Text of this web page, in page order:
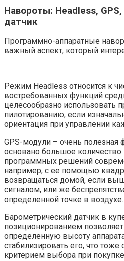
Навороты: Headless,
датчик
Программно-аппаратные
важный аспект, который
Режим Headless относится к
востребованных функций
целесообразно использовать
пилотированию, если
ориентация при управлении
GPS-модули – очень полезная
основано большое количество
программных решений
например, с ее помощью
возвращаться домой, если
сигналом, или же
определенной точке в воздухе.
Барометрический датчик в
позиционированием
определенную высоту
стабилизировать его, что
критерием выбора при